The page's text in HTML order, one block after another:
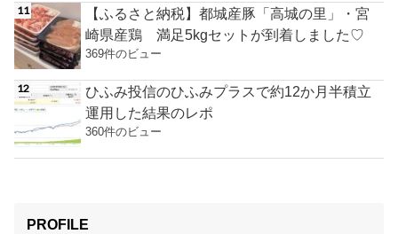
【ふるさと納税】都城産豚「高城の里」・宮
崎県産鶏 満足5kgセットが到着しました♡
369件のビュー
ひふみ投信のひふみプラスで約12か月半積立
運用した結果のレポ
360件のビュー
PROFILE